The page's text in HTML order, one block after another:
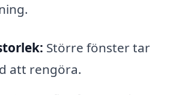
Större fönster tar
att rengöra.